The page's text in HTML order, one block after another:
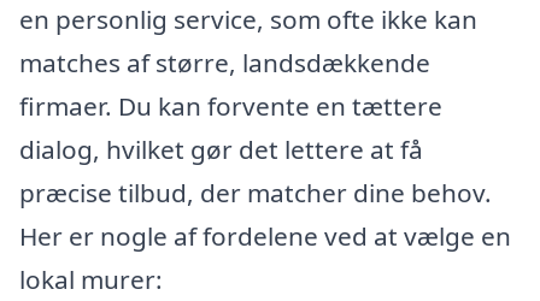
en personlig service, som ofte ikke kan
matches af større, landsdækkende
firmaer. Du kan forvente en tættere
dialog, hvilket gør det lettere at få
præcise tilbud, der matcher dine behov.
Her er nogle af fordelene ved at vælge en
lokal murer: